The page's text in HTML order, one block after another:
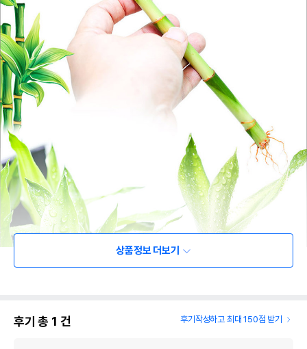
상품정보 더보기
후기 총 1 건 후기작성하고 최대 150점 받기